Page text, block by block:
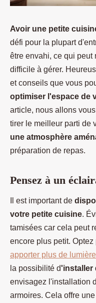
Avoir une petite
défi pour la plupart
être envahi, ce qui
difficile à gérer.
et conseils que vous
optimiser l'espace de
article, nous allons
tirer le meilleur parti de
une atmosphère
préparation de repas.
Pensez à un
Il est important de
votre petite cuisine.
tamisées car cela peut
encore plus petit. Optez
apporter plus de
la possibilité d'installer
envisagez l'installation
armoires. Cela offre